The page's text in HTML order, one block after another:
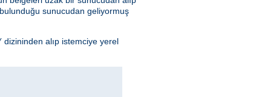
sunucudan geliyormuş
dizininden alıp istemciye yerel